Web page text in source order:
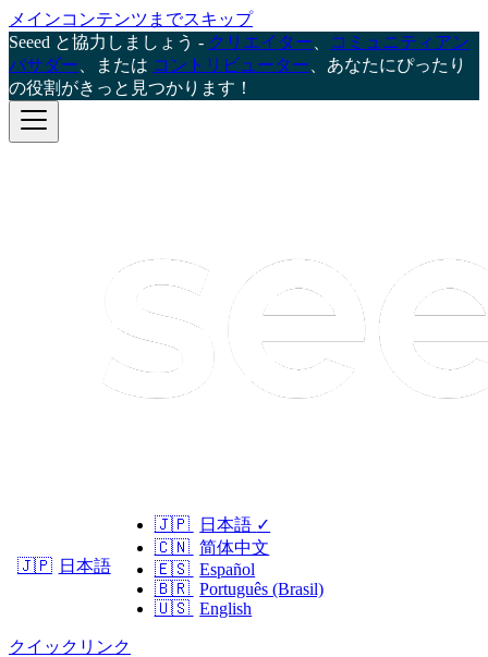
メインコンテンツまでスキップ
Seeed と協力しましょう - クリエイター
コミュニティアン
バサダー 、または コントリビューター 、あなたにぴったり
の役割がきっと見つかります！
🇯🇵 日本語
🇯🇵 日本語 ✓
🇨🇳 简体中文
🇪🇸 Español
🇧🇷 Português (Brasil)
🇺🇸 English
クイックリンク